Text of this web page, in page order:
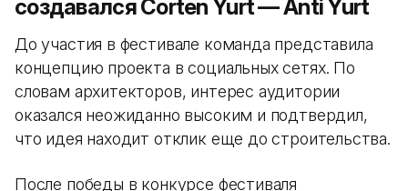
создавался Corten Yurt — Anti Yurt
До участия в фестивале команда представила
концепцию проекта в социальных сетях. По
словам архитекторов, интерес аудитории
оказался неожиданно высоким и подтвердил,
что идея находит отклик еще до строительства.
После победы в конкурсе фестиваля